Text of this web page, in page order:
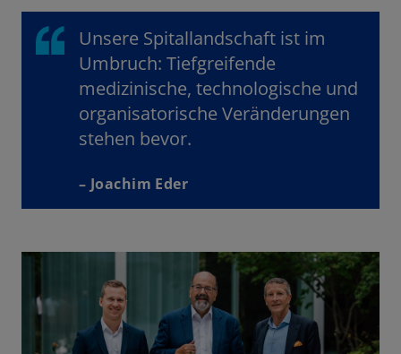
Unsere Spitallandschaft ist im
Umbruch: Tiefgreifende
medizinische, technologische und
organisatorische Veränderungen
stehen bevor.
– Joachim Eder